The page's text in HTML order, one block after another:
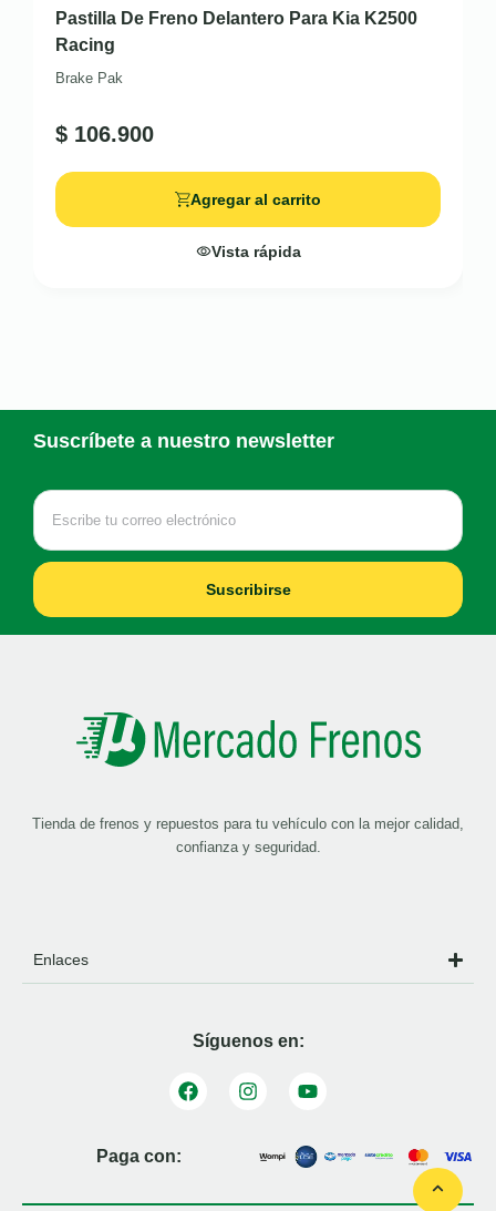
Pastilla De Freno Delantero Para Kia K2500
Racing
Brake Pak
$ 106.900
Agregar al carrito
Vista rápida
Suscríbete a nuestro newsletter
Suscribirse
Tienda de frenos y repuestos para tu vehículo con la mejor calidad,
confianza y seguridad.
Enlaces
Síguenos en:
Paga con: